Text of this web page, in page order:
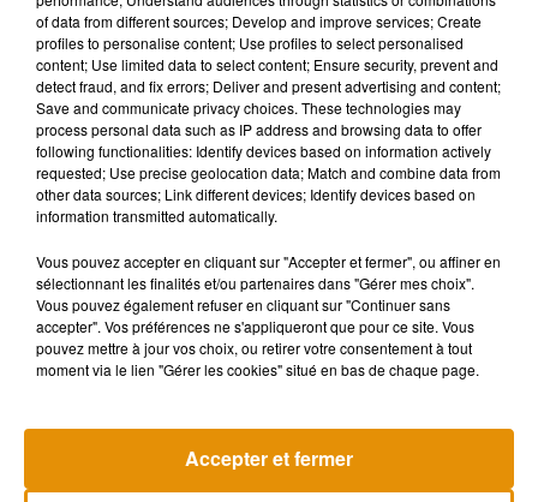
les parcs municipaux.
Musique
Sensation » avec Kylie Minogue
of data from different sources; Develop and improve services; Create
profiles to personalise content; Use profiles to select personalised
content; Use limited data to select content; Ensure security, prevent and
detect fraud, and fix errors; Deliver and present advertising and content;
Save and communicate privacy choices. These technologies may
process personal data such as IP address and browsing data to offer
following functionalities: Identify devices based on information actively
requested; Use precise geolocation data; Match and combine data from
other data sources; Link different devices; Identify devices based on
information transmitted automatically.
Vous pouvez accepter en cliquant sur "Accepter et fermer", ou affiner en
sélectionnant les finalités et/ou partenaires dans "Gérer mes choix".
Vous pouvez également refuser en cliquant sur "Continuer sans
accepter". Vos préférences ne s'appliqueront que pour ce site. Vous
pouvez mettre à jour vos choix, ou retirer votre consentement à tout
moment via le lien "Gérer les cookies" situé en bas de chaque page.
Accepter et fermer